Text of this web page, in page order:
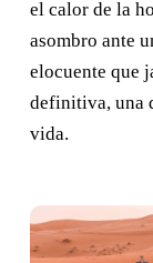
el calor de la
asombro ante
elocuente que
definitiva, una
vida.